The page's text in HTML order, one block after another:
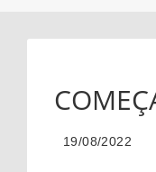
19/08/2022